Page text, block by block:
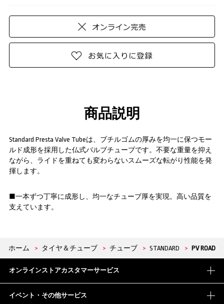
商品説明
Standard Presta Valve Tubeは、ブチルゴムの厚みを均一に保つモー
ルド成形を採用した仏式バルブチューブです。不要な重量を抑え
ながら、ライドを重ねても変わらないスムーズな転がり性能を発
揮します。
■一本ずつ丁寧に成形し、均一なチューブ厚を実現。高い品質を
支えています。
ホーム > タイヤ＆チューブ > チューブ > STANDARD > PV ROAD
オンラインストアカスタマーサービス
イベント・その他サービス